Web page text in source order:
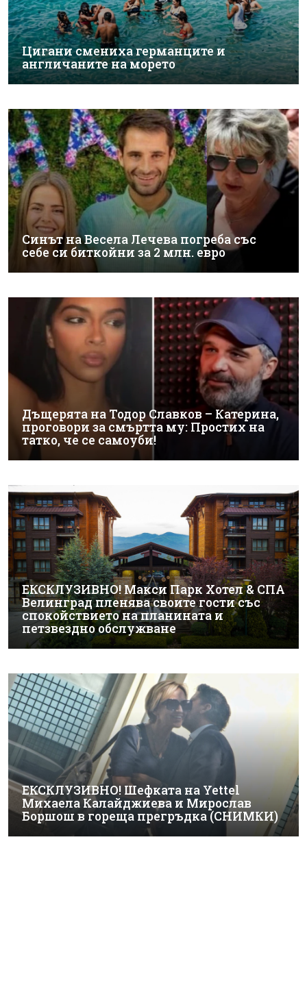
Цигани смениха германците и
англичаните на морето
Синът на Весела Лечева погреба със
себе си биткойни за 2 млн. евро
Дъщерята на Тодор Славков – Катерина,
проговори за смъртта му: Простих на
татко, че се самоуби!
ЕКСКЛУЗИВНО! Макси Парк Хотел & СПА
Велинград пленява своите гости със
спокойствието на планината и
петзвездно обслужване
ЕКСКЛУЗИВНО! Шефката на Yettel
Михаела Калайджиева и Мирослав
Боршош в гореща прегръдка (СНИМКИ)